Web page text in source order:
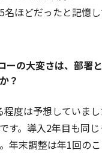
ほどだったと記憶し
ーの大変さは、部署
？
程度は予想していま
す。導入2年目も同
年末調整は年1回の